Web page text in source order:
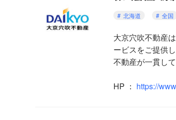
北海道 全国
大京穴吹不動産
ービスをご提供
不動産が一貫し
HP ： https://